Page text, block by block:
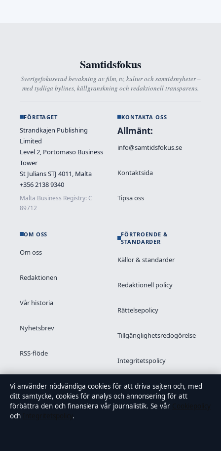
Samtidsfokus
Sverigefokuserad bevakning av film, tv, kultur och samtidsnyheter –
med tydliga bylines, källgranskning och redaktionell transparens.
FÖRETAGET
Strandkajen Publishing
Limited
Level 2, Portomaso Business
Tower
St Julians STJ 4011, Malta
+356 2138 9340
Malta Business Registry: C
89712
KONTAKTA OSS
Allmänt:
info@samtidsfokus.se
Kontaktsida
Tipsa oss
OM OSS
Om oss
Redaktionen
Vår historia
Nyhetsbrev
RSS-flöde
FÖRTROENDE &
STANDARDER
Källor & standarder
Redaktionell policy
Rättelsepolicy
Tillgänglighetsredogörelse
Integritetspolicy
Kändisar & integritet
Vi använder nödvändiga cookies för att driva sajten och, med
ditt samtycke, cookies för analys och annonsering för att
förbättra den och finansiera vår journalistik. Se vår
och
.